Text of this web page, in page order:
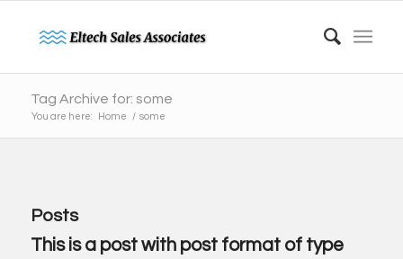
Tag Archive for: some
You are here: Home / some
Posts
This is a post with post format of type